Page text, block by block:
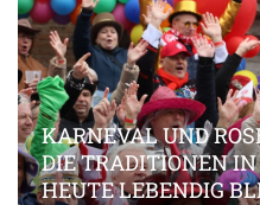
KARNEVAL UND
DIE TRADITIONEN IN
HEUTE LEBENDIG